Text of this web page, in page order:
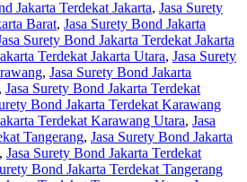
Jakarta Terdekat Jakarta, Jasa Surety
Barat, Jasa Surety Bond Jakarta
Surety Bond Jakarta Terdekat Jakarta
Terdekat Jakarta Utara, Jasa Surety
, Jasa Surety Bond Jakarta
, Jasa Surety Bond Jakarta Terdekat
Bond Jakarta Terdekat Karawang
Terdekat Karawang Utara, Jasa
Tangerang, Jasa Surety Bond Jakarta
, Jasa Surety Bond Jakarta Terdekat
Bond Jakarta Terdekat Tangerang